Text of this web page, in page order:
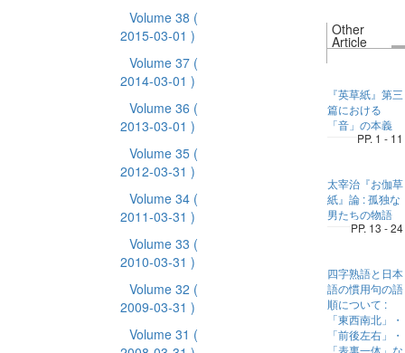
Volume 38 (
2015-03-01 )
Volume 37 (
2014-03-01 )
Volume 36 (
2013-03-01 )
Volume 35 (
2012-03-31 )
Volume 34 (
2011-03-31 )
Volume 33 (
2010-03-31 )
Volume 32 (
2009-03-31 )
Volume 31 (
Other
Article
『英草紙』第三
篇における
「音」の本義
PP. 1 - 11
太宰治『お伽草
紙』論 : 孤独な
男たちの物語
PP. 13 - 24
四字熟語と日本
語の慣用句の語
順について :
「東西南北」・
「前後左右」・
「表裏一体」な